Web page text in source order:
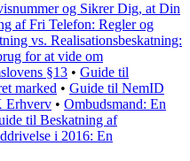
og Sikrer Dig, at Din
af Fri Telefon: Regler og
vs. Realisationsbeskatning:
for at vide om
§13 • Guide til
marked • Guide til NemID
Erhverv • Ombudsmand: En
til Beskatning af
i 2016: En